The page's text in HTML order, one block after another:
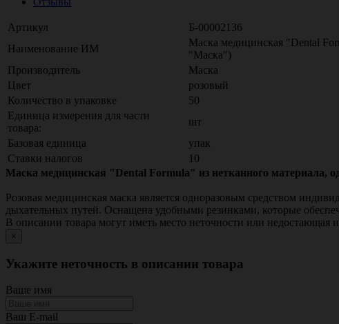
Артикул
Б-00002136
Наименование ИМ
Маска медицинская "Dental
"Маска")
Производитель
Маска
Цвет
розовый
Количество в упаковке
50
Единица измерения для части
товара:
шт
Базовая единица
упак
Ставки налогов
10
Маска медицинская "Dental Formula" из нетканного материала,
Розовая медицинская маска является одноразовым средством
дыхательных путей. Оснащена удобными резинками, которые
В описании товара могут иметь место неточности или
×
Укажите неточность в описании товара
Ваше имя
Ваш E-mail